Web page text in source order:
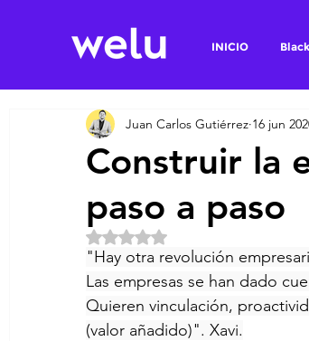
INICIO
Construir la
paso a paso
Juan Carlos Gutiérrez 16 jun
Obtuvo NaN de 5 estrellas.
"Hay otra revolución
Las empresas se han dado
Quieren vinculación,
(valor añadido)". Xavi.